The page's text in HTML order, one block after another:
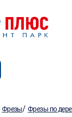
Фрезы/ Фрезы по